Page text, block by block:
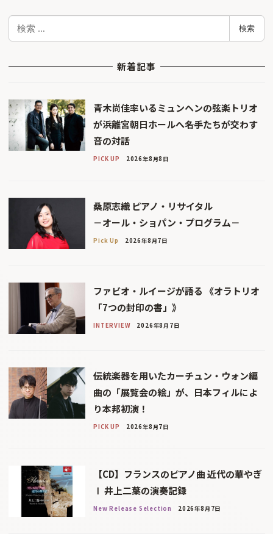
検
検索
新着記事
青木尚佳率いるミュンヘンの弦楽トリオ
が浜離宮朝日ホールへ――名手たちが交わす
音の対話
PICK UP 2026年8月8日
桑原志織 ピアノ・リサイタル
－オール・ショパン・プログラム－
Pick Up 2026年8月7日
ファビオ・ルイージが語る 《オラトリオ
「7つの封印の書」》
INTERVIEW 2026年8月7日
伝統楽器を用いたカーチュン・ウォン編
曲の「展覧会の絵」が、日本フィルによ
り本邦初演！
PICK UP 2026年8月7日
【CD】フランスのピアノ曲 近代の華やぎ
Ⅰ 井上二葉の演奏記録
New Release Selection 2026年8月7日